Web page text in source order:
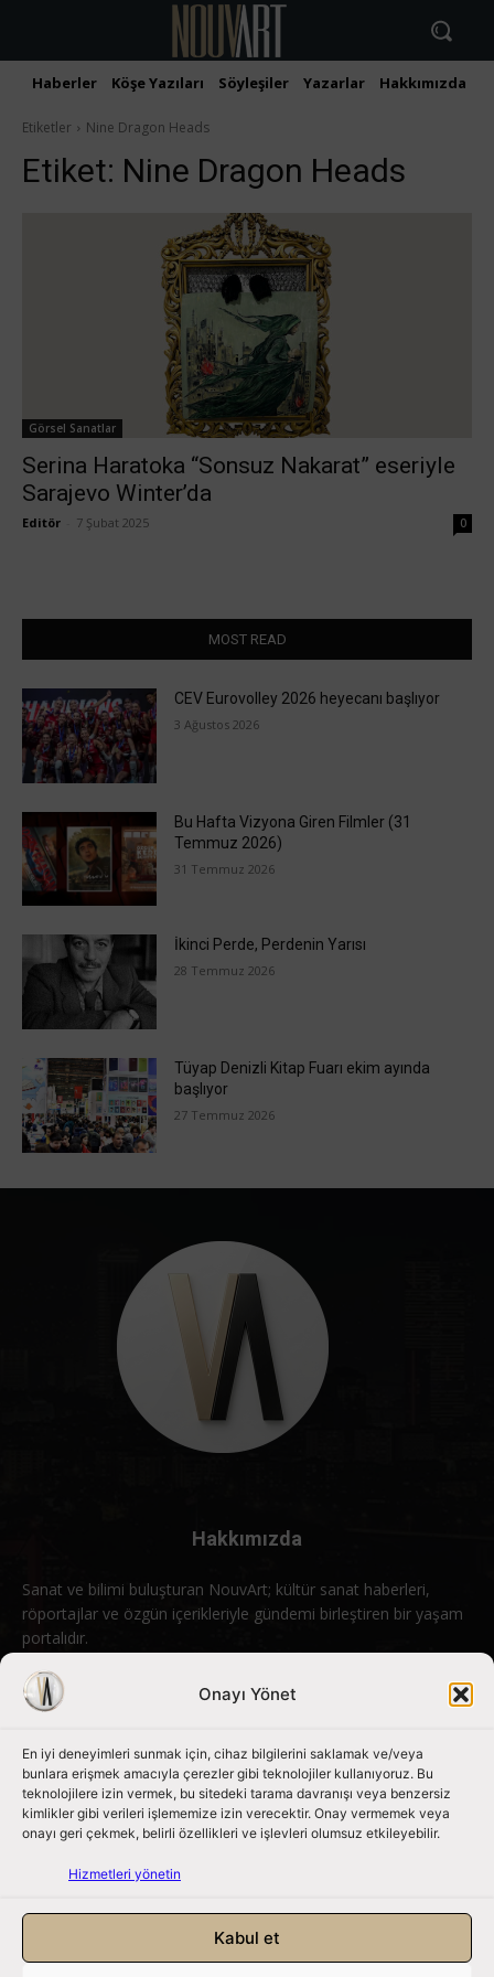
Onayı Yönet
En iyi deneyimleri sunmak için, cihaz bilgilerini saklamak ve/veya
bunlara erişmek amacıyla çerezler gibi teknolojiler kullanıyoruz. Bu
teknolojilere izin vermek, bu sitedeki tarama davranışı veya benzersiz
kimlikler gibi verileri işlememize izin verecektir. Onay vermemek veya
onayı geri çekmek, belirli özellikleri ve işlevleri olumsuz etkileyebilir.
Hizmetleri yönetin
Kabul et
Haberler Köşe Yazıları Söyleşiler Yazarlar Hakkımızda
Etiketler Nine Dragon Heads
Etiket: Nine Dragon Heads
Görsel Sanatlar
Serina Haratoka “Sonsuz Nakarat” eseriyle
Sarajevo Winter’da
Editör 7 Şubat 2025 0
MOST READ
CEV Eurovolley 2026 heyecanı başlıyor
3 Ağustos 2026
Bu Hafta Vizyona Giren Filmler (31
Temmuz 2026)
31 Temmuz 2026
İkinci Perde, Perdenin Yarısı
28 Temmuz 2026
Tüyap Denizli Kitap Fuarı ekim ayında
başlıyor
27 Temmuz 2026
Hakkımızda
Sanat ve bilimi buluşturan NouvArt; kültür sanat haberleri,
röportajlar ve özgün içerikleriyle gündemi birleştiren bir yaşam
portalıdır.
Bizimle iletişime geçin: info@nouvart.net
Bizi Takip Edin